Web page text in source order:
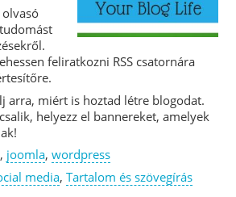
feliratkozni RSS csatornára
arra, miért is hoztad létre blogodat.
helyezz el bannereket, amelyek
, joomla,wordpress
media,Tartalom és szövegírás